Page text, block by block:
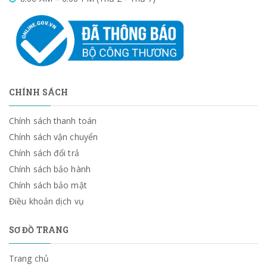
CHÍNH SÁCH
Chính sách thanh toán
Chính sách vận chuyển
Chính sách đổi trả
Chính sách bảo hành
Chính sách bảo mật
Điều khoản dịch vụ
SƠ ĐỒ TRANG
Trang chủ